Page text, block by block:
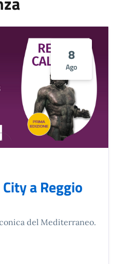
8
Ago
a Reggio
del Mediterraneo.
REGGIO CALABRIA…